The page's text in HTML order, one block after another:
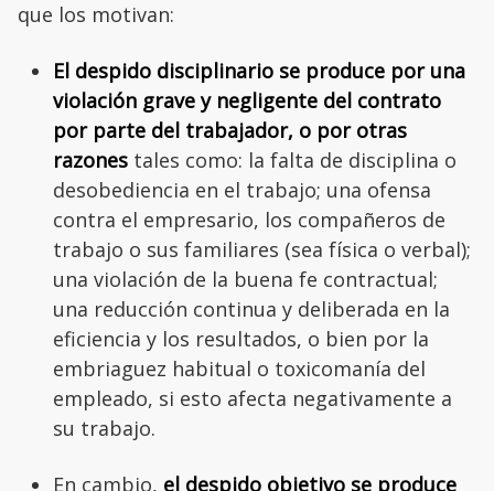
que los motivan:
El despido disciplinario se produce por una
violación grave y negligente del contrato
por parte del trabajador, o por otras
razones tales como: la falta de disciplina o
desobediencia en el trabajo; una ofensa
contra el empresario, los compañeros de
trabajo o sus familiares (sea física o verbal);
una violación de la buena fe contractual;
una reducción continua y deliberada en la
eficiencia y los resultados, o bien por la
embriaguez habitual o toxicomanía del
empleado, si esto afecta negativamente a
su trabajo.
En cambio, el despido objetivo se produce